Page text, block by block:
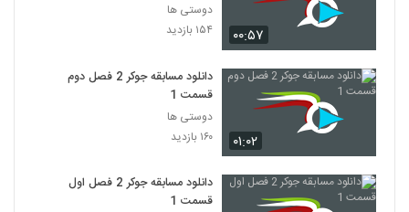
۰۰:۵۷
دوستی ها
۱۵۴ بازدید
۰۱:۰۲
دانلود مسابقه جوکر 2 فصل دوم
قسمت 1
دوستی ها
۱۶۰ بازدید
دانلود مسابقه جوکر 2 فصل اول
قسمت 1